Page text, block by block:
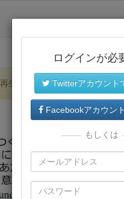
生環境が提供されます。
ログインが必
Twitterアカウント
Facebookアカウン
もしくは